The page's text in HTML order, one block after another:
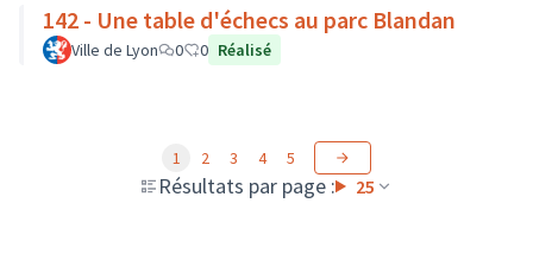
142 - Une table d'échecs au parc Blandan
Ville de Lyon 0 0 Réalisé
Résultats par page : 25
1 2 3 4 5